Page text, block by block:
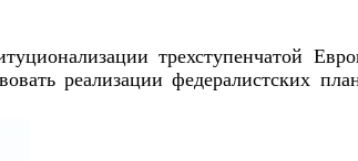
трехступенчатой
реализации федералистских